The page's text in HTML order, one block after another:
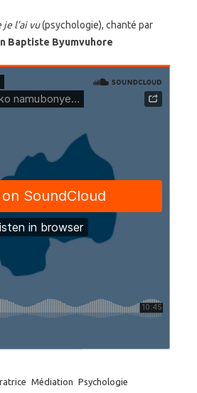
je l’ai vu(psychologie), chanté par
Baptiste Byumvuhore
Médiation Psychologie